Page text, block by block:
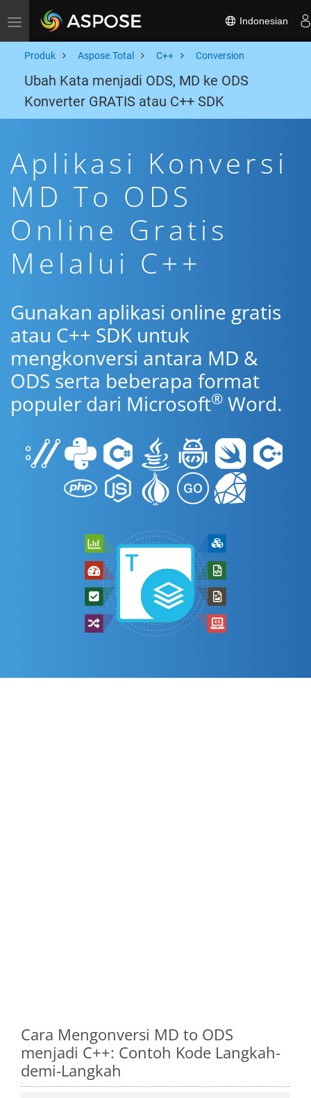
Toggle navigation Indonesian
Produk Aspose.Total C++ Conversion
Ubah Kata menjadi ODS, MD ke ODS
Konverter GRATIS atau C++ SDK
Aplikasi Konversi
MD To ODS
Online Gratis
Melalui C++
Gunakan aplikasi online gratis
atau C++ SDK untuk
mengkonversi antara MD &
ODS serta beberapa format
populer dari Microsoft® Word.
Cara Mengonversi MD to ODS
menjadi C++: Contoh Kode Langkah-
demi-Langkah